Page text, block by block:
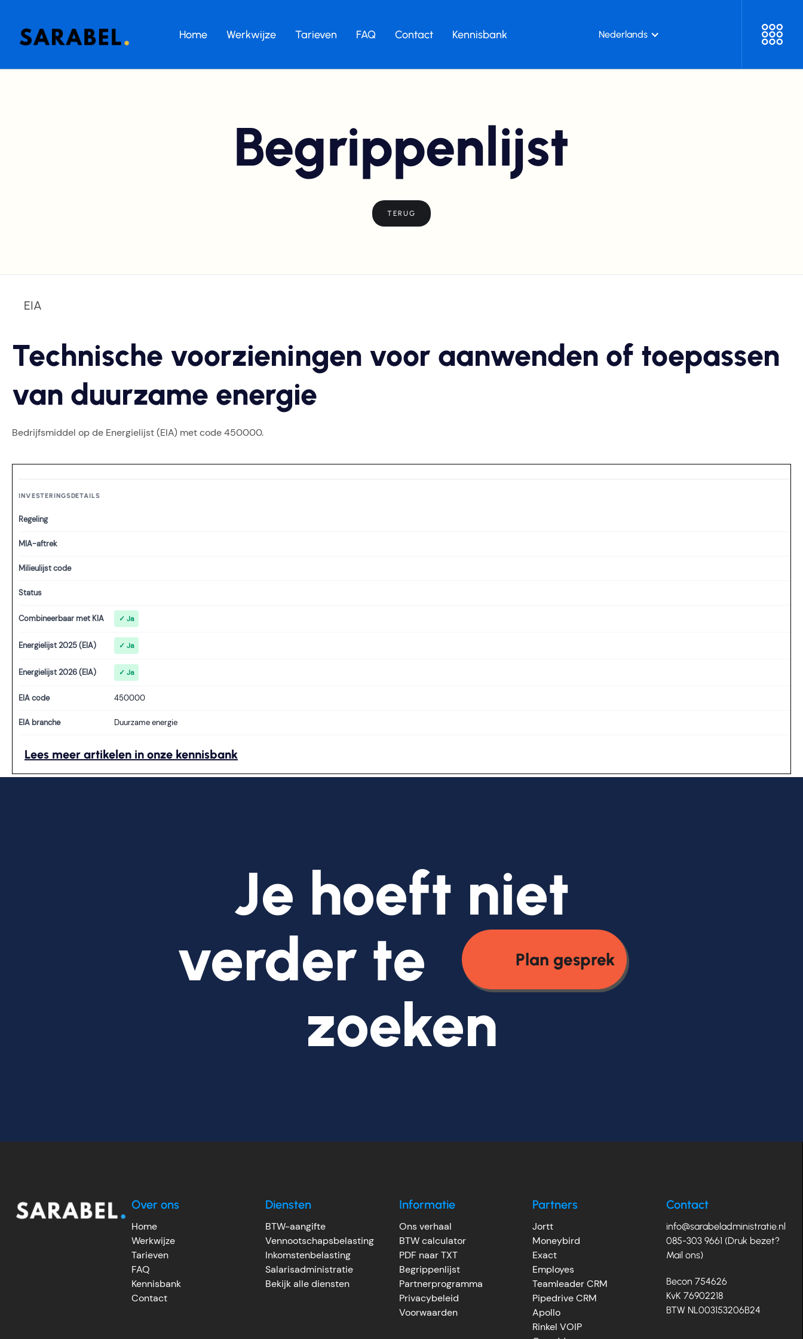
Home Werkwijze Tarieven FAQ Contact Kennisbank Nederlands
Begrippenlijst
TERUG
EIA
Technische voorzieningen voor aanwenden of toepassen
van duurzame energie
Bedrijfsmiddel op de Energielijst (EIA) met code 450000.
INVESTERINGSDETAILS
Regeling
MIA-aftrek
Milieulijst code
Status
Combineerbaar met KIA ✓ Ja
Energielijst 2025 (EIA) ✓ Ja
Energielijst 2026 (EIA) ✓ Ja
EIA code 450000
EIA branche Duurzame energie
Lees meer artikelen in onze kennisbank
Je hoeft niet
verder te
Plan gesprek
zoeken
Over ons
Home
Werkwijze
Tarieven
FAQ
Kennisbank
Contact
Diensten
BTW-aangifte
Vennootschapsbelasting
Inkomstenbelasting
Salarisadministratie
Bekijk alle diensten
Informatie
Ons verhaal
BTW calculator
PDF naar TXT
Begrippenlijst
Partnerprogramma
Privacybeleid
Voorwaarden
Partners
Jortt
Moneybird
Exact
Employes
Teamleader CRM
Pipedrive CRM
Apollo
Rinkel VOIP
Contact
info@sarabeladministratie.nl
085-303 9661 (Druk bezet?
Mail ons)
Becon 754626
KvK 76902218
BTW NL003153206B24